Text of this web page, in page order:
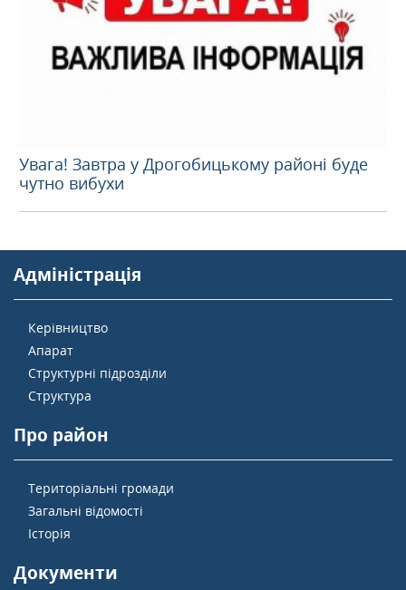
Увага! Завтра у Дрогобицькому районі буде
чутно вибухи
Адміністрація
Керівництво
Апарат
Структурні підрозділи
Структура
Про район
Територіальні громади
Загальні відомості
Історія
Документи